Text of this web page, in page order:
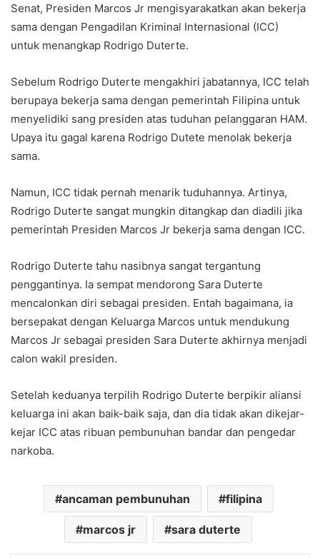
Senat, Presiden Marcos Jr mengisyarakatkan akan bekerja
sama dengan Pengadilan Kriminal Internasional (ICC)
untuk menangkap Rodrigo Duterte.
Sebelum Rodrigo Duterte mengakhiri jabatannya, ICC telah
berupaya bekerja sama dengan pemerintah Filipina untuk
menyelidiki sang presiden atas tuduhan pelanggaran HAM.
Upaya itu gagal karena Rodrigo Dutete menolak bekerja
sama.
Namun, ICC tidak pernah menarik tuduhannya. Artinya,
Rodrigo Duterte sangat mungkin ditangkap dan diadili jika
pemerintah Presiden Marcos Jr bekerja sama dengan ICC.
Rodrigo Duterte tahu nasibnya sangat tergantung
penggantinya. Ia sempat mendorong Sara Duterte
mencalonkan diri sebagai presiden. Entah bagaimana, ia
bersepakat dengan Keluarga Marcos untuk mendukung
Marcos Jr sebagai presiden Sara Duterte akhirnya menjadi
calon wakil presiden.
Setelah keduanya terpilih Rodrigo Duterte berpikir aliansi
keluarga ini akan baik-baik saja, dan dia tidak akan dikejar-
kejar ICC atas ribuan pembunuhan bandar dan pengedar
narkoba.
ancaman pembunuhan filipina
marcos jr sara duterte